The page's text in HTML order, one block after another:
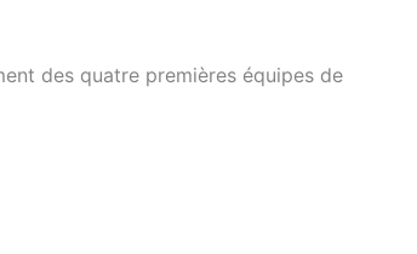
des quatre premières équipes de